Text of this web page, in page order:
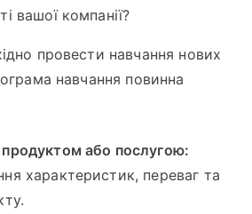
вашої компанії?
провести навчання нових
навчання повинна
або послугою:
характеристик, переваг та